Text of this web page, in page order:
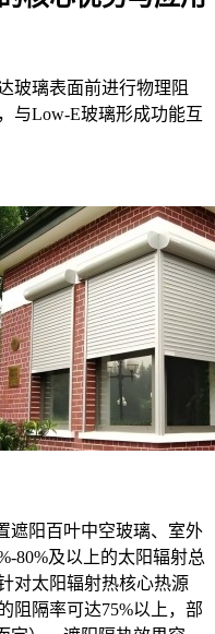
玻璃表面前进行物理阻
与Low-E玻璃形成功能互
遮阳百叶中空玻璃、室外
80%及以上的太阳辐射总
对太阳辐射热核心热源
阻隔率可达75%以上，部